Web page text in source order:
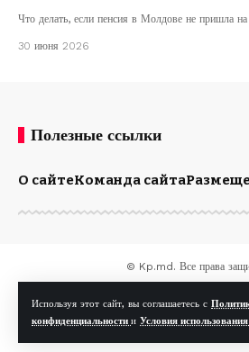
Используя этот сайт, вы соглашаетесь с
конфиденциальности и Условия использования
Что делать, если пенсия в Молдове не пришла
30 июня 2026
Полезные ссылки
О сайтеКоманда сайта
© Kp.md. Все права